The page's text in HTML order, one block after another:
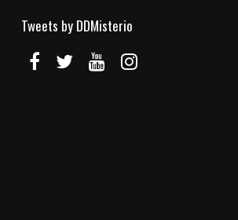
Tweets by DDMisterio